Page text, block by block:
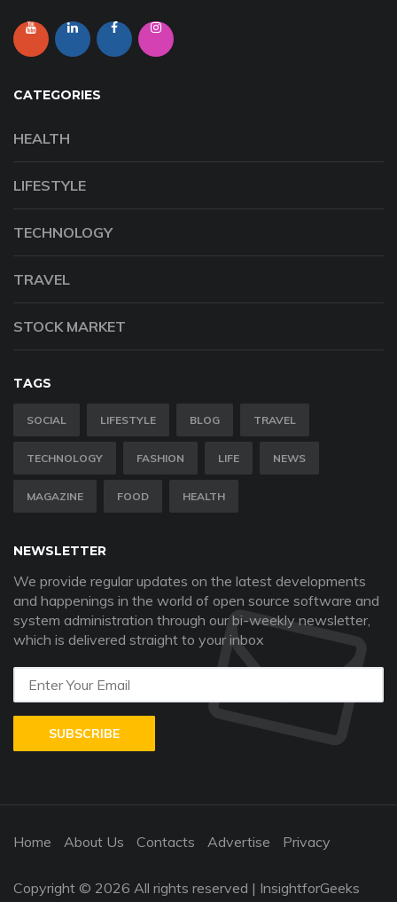
CATEGORIES
HEALTH
LIFESTYLE
TECHNOLOGY
TRAVEL
STOCK MARKET
TAGS
SOCIAL LIFESTYLE BLOG TRAVEL
TECHNOLOGY FASHION LIFE NEWS
MAGAZINE FOOD HEALTH
NEWSLETTER
We provide regular updates on the latest developments
and happenings in the world of open source software and
system administration through our bi-weekly newsletter,
which is delivered straight to your inbox
SUBSCRIBE
Home About Us Contacts Advertise Privacy
Copyright © 2026 All rights reserved | InsightforGeeks